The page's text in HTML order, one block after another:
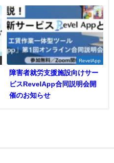
RevelApp
障害者就労支援施設向けサー
ビスRevelApp合同説明会開
催のお知らせ